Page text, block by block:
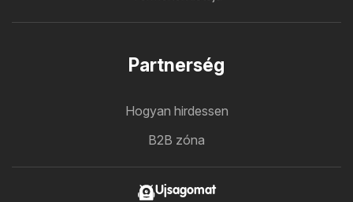
Partnerség
Hogyan hirdessen
B2B zóna
Ujsagomat